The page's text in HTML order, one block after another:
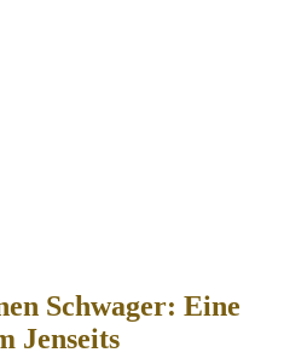
Schwager: Eine
Jenseits